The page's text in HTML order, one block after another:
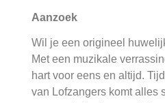
Aanzoek
Wil je een origineel
Met een muzikale
hart voor eens en altijd.
van Lofzangers komt alles